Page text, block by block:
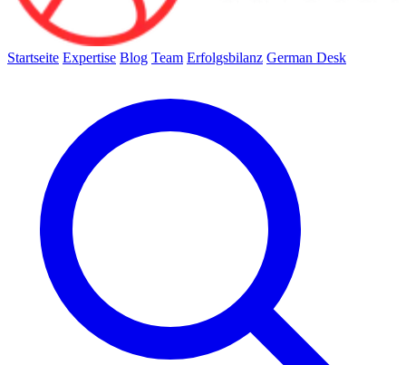
Startseite Expertise Blog Team Erfolgsbilanz German Desk